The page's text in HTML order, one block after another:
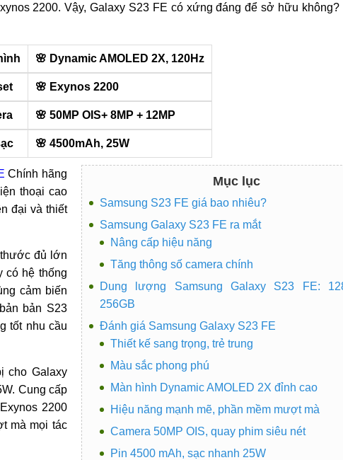
2200. Vậy, Galaxy S23 FE có xứng đáng để sở hữu không?
🌸 Dynamic AMOLED 2X, 120Hz
🌸 Exynos 2200
🌸 50MP OIS+ 8MP + 12MP
🌸 4500mAh, 25W
Mục lục
Samsung S23 FE giá bao nhiêu?
Samsung Galaxy S23 FE ra mắt
Nâng cấp hiệu năng
Tăng thông số camera chính
Dung lượng Samsung Galaxy S23 FE:
256GB
Đánh giá Samsung Galaxy S23 FE
Thiết kế sang trọng, trẻ trung
Màu sắc phong phú
Màn hình Dynamic AMOLED 2X đỉnh cao
Hiệu năng mạnh mẽ, phần mềm mượt mà
Camera 50MP OIS, quay phim siêu nét
Pin 4500 mAh, sạc nhanh 25W
Chính hãng
thoại cao
đại và thiết
đủ lớn
có hệ thống
cảm biến
bản S23
tốt nhu cầu
cho Galaxy
Cung cấp
2200
mà mọi tác